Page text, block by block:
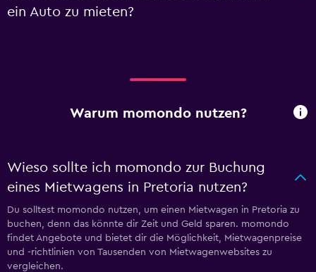
ein Auto zu mieten?
Warum momondo nutzen?
Wieso sollte ich momondo zur Buchung
eines Mietwagens in Pretoria nutzen?
Du solltest momondo nutzen, um einen Mietwagen in Pretoria zu
buchen, denn das könnte dir Zeit und Geld sparen. momondo
findet Angebote und bietet dir die Möglichkeit, Mietwagenpreise
und -richtlinien von Tausenden von Mietwagenwebsites zu
vergleichen.